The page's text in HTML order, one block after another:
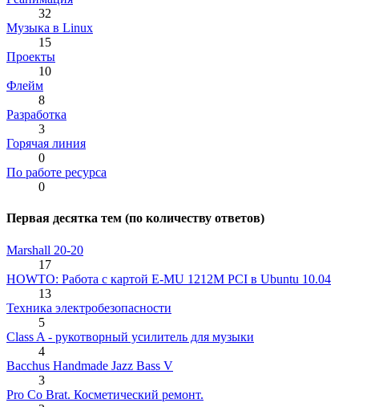
32
Музыка в Linux
15
Проекты
10
Флейм
8
Разработка
3
Горячая линия
0
По работе ресурса
0
Первая десятка тем (по количеству ответов)
Marshall 20-20
17
HOWTO: Работа с картой E-MU 1212M PCI в Ubuntu 10.04
13
Техника электробезопасности
5
Class A - рукотворный усилитель для музыки
4
Bacchus Handmade Jazz Bass V
3
Pro Co Brat. Косметический ремонт.